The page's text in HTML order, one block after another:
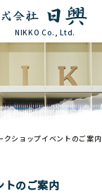
NIKKO Co., Ltd.
クショップイベントのご案内
トのご案内